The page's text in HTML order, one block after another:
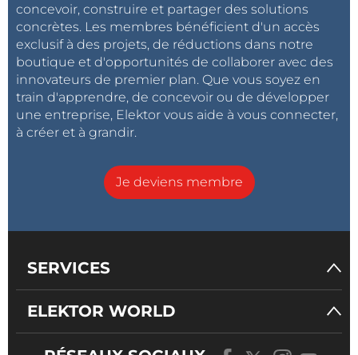
concevoir, construire et partager des solutions
concrètes. Les membres bénéficient d'un accès
exclusif à des projets, de réductions dans notre
boutique et d'opportunités de collaborer avec des
innovateurs de premier plan. Que vous soyez en
train d'apprendre, de concevoir ou de développer
une entreprise, Elektor vous aide à vous connecter,
à créer et à grandir.
Je deviens membre
SERVICES
ELEKTOR WORLD